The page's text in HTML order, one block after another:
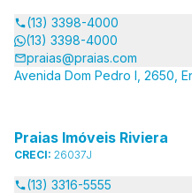
(13) 3398-4000
(13) 3398-4000
praias@praias.com
Avenida Dom Pedro I, 2650,
Praias Imóveis Riviera
CRECI: 26037J
(13) 3316-5555